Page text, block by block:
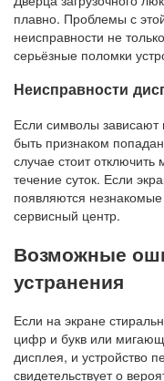
плавно. Проблемы с
неисправности не
серьёзные поломки
Неисправности
Если символы зависают
быть признаком
случае стоит
течение суток. Если
появляются
сервисный центр.
Возможные
устранения
Если на экране
цифр и букв или
дисплея, и устройство
свидетельствует о